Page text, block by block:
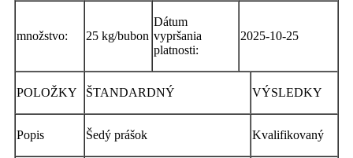
množstvo: 25 kg/bubon
Dátum
vypršania
platnosti:
2025-10-25
POLOŽKY ŠTANDARDNÝ VÝSLEDKY
Popis Šedý prášok Kvalifikovaný